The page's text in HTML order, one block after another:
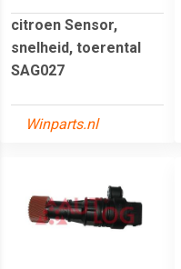
citroen Sensor,
snelheid, toerental
SAG027
Winparts.nl